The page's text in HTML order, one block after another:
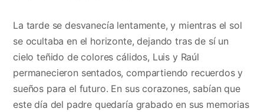
La tarde se desvanecía lentamente, y mientras el sol
se ocultaba en el horizonte, dejando tras de sí un
cielo teñido de colores cálidos, Luis y Raúl
permanecieron sentados, compartiendo recuerdos y
sueños para el futuro. En sus corazones, sabían que
este día del padre quedaría grabado en sus memorias